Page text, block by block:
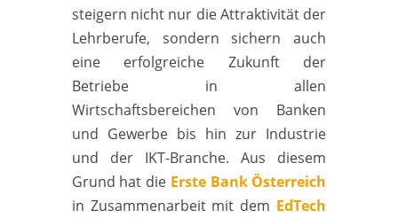
steigern nicht nur die Attraktivität der
Lehrberufe, sondern sichern auch
eine erfolgreiche Zukunft der
Betriebe in allen
Wirtschaftsbereichen von Banken
und Gewerbe bis hin zur Industrie
und der IKT-Branche. Aus diesem
Grund hat die Erste Bank Österreich
in Zusammenarbeit mit dem EdTech